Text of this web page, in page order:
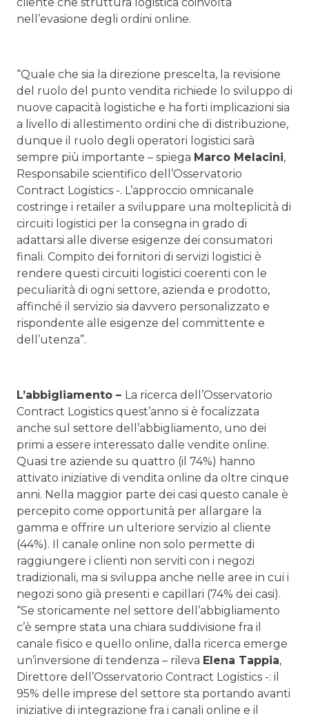
nell’evasione degli ordini online.
“Quale che sia la direzione prescelta, la revisione
del ruolo del punto vendita richiede lo sviluppo di
nuove capacità logistiche e ha forti implicazioni sia
a livello di allestimento ordini che di distribuzione,
dunque il ruolo degli operatori logistici sarà
sempre più importante – spiega Marco Melacini,
Responsabile scientifico dell’Osservatorio
Contract Logistics -. L’approccio omnicanale
costringe i retailer a sviluppare una molteplicità di
circuiti logistici per la consegna in grado di
adattarsi alle diverse esigenze dei consumatori
finali. Compito dei fornitori di servizi logistici è
rendere questi circuiti logistici coerenti con le
peculiarità di ogni settore, azienda e prodotto,
affinché il servizio sia davvero personalizzato e
rispondente alle esigenze del committente e
dell’utenza”.
L’abbigliamento – La ricerca dell’Osservatorio
Contract Logistics quest’anno si è focalizzata
anche sul settore dell’abbigliamento, uno dei
primi a essere interessato dalle vendite online.
Quasi tre aziende su quattro (il 74%) hanno
attivato iniziative di vendita online da oltre cinque
anni. Nella maggior parte dei casi questo canale è
percepito come opportunità per allargare la
gamma e offrire un ulteriore servizio al cliente
(44%). Il canale online non solo permette di
raggiungere i clienti non serviti con i negozi
tradizionali, ma si sviluppa anche nelle aree in cui i
negozi sono già presenti e capillari (74% dei casi).
“Se storicamente nel settore dell’abbigliamento
c’è sempre stata una chiara suddivisione fra il
canale fisico e quello online, dalla ricerca emerge
un’inversione di tendenza – rileva Elena Tappia,
Direttore dell’Osservatorio Contract Logistics -: il
95% delle imprese del settore sta portando avanti
iniziative di integrazione fra i canali online e il